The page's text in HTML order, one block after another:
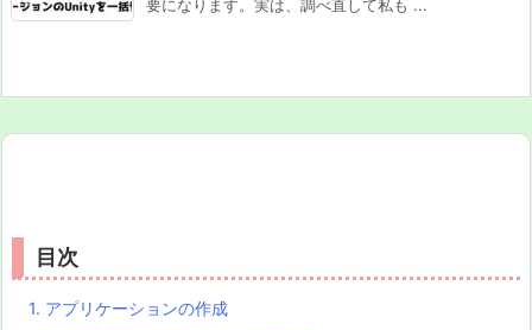
要になります。実は、調べ直して私も ...
目次
1. アプリケーションの作成